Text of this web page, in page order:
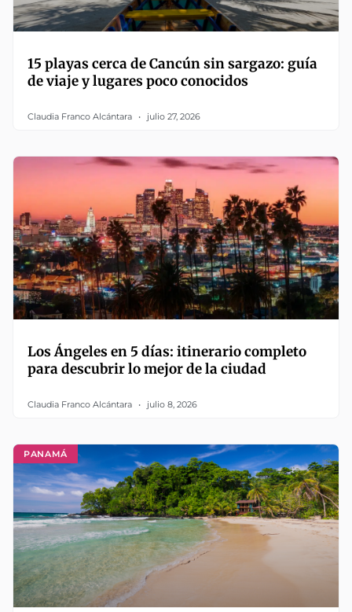
15 playas cerca de Cancún sin sargazo: guía
de viaje y lugares poco conocidos
Claudia Franco Alcántara julio 27, 2026
Los Ángeles en 5 días: itinerario completo
para descubrir lo mejor de la ciudad
Claudia Franco Alcántara julio 8, 2026
PANAMÁ